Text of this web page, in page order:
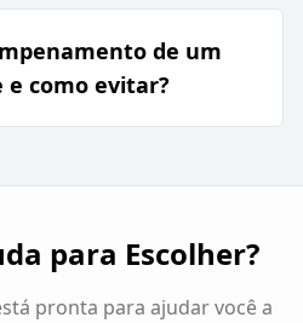
de um
como evitar?
para Escolher?
pronta para ajudar você a